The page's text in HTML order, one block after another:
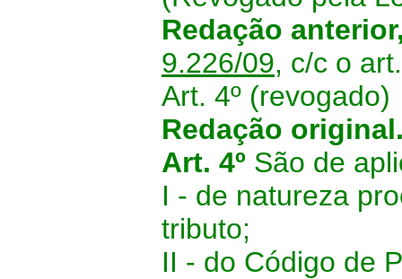
Redação
9.226/09, c/c o
Art. 4º (revogado)
Redação
Art. 4º São de
I - de natureza
tributo;
II - do Código de